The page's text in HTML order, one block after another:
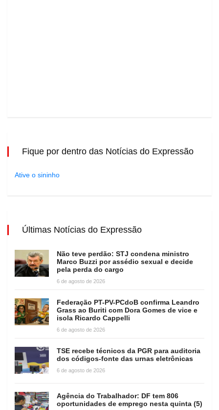
Fique por dentro das Notícias do Expressão
Ative o sininho
Últimas Notícias do Expressão
Não teve perdão: STJ condena ministro
Marco Buzzi por assédio sexual e decide
pela perda do cargo
6 de agosto de 2026
Federação PT-PV-PCdoB confirma Leandro
Grass ao Buriti com Dora Gomes de vice e
isola Ricardo Cappelli
6 de agosto de 2026
TSE recebe técnicos da PGR para auditoria
dos códigos-fonte das urnas eletrônicas
6 de agosto de 2026
Agência do Trabalhador: DF tem 806
oportunidades de emprego nesta quinta (5)